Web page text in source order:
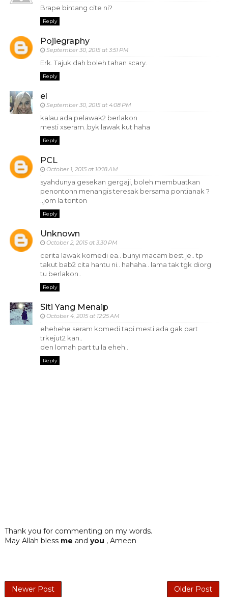
Brape bintang cite ni?
Reply
Pojiegraphy
September 30, 2015 at 3:51 PM
Erk. Tajuk dah boleh tahan scary.
Reply
el
September 30, 2015 at 4:08 PM
kalau ada pelawak2 berlakon
mesti xseram..byk lawak kut haha
Reply
PCL
October 1, 2015 at 10:18 AM
syahdunya gesekan gergaji, boleh membuatkan
penontonn menangis teresak bersama pontianak ?
..jom la tonton
Reply
Unknown
October 2, 2015 at 3:30 PM
cerita lawak komedi ea.. bunyi macam best je.. tp
takut bab2 cita hantu ni.. hahaha.. lama tak tgk diorg
tu berlakon..
Reply
Siti Yang Menaip
October 4, 2015 at 12:25 AM
ehehehe seram komedi tapi mesti ada gak part
trkejut2 kan..
den lomah part tu la eheh..
Reply
Thank you for commenting on my words.
May Allah bless me and you , Ameen
Newer Post Older Post